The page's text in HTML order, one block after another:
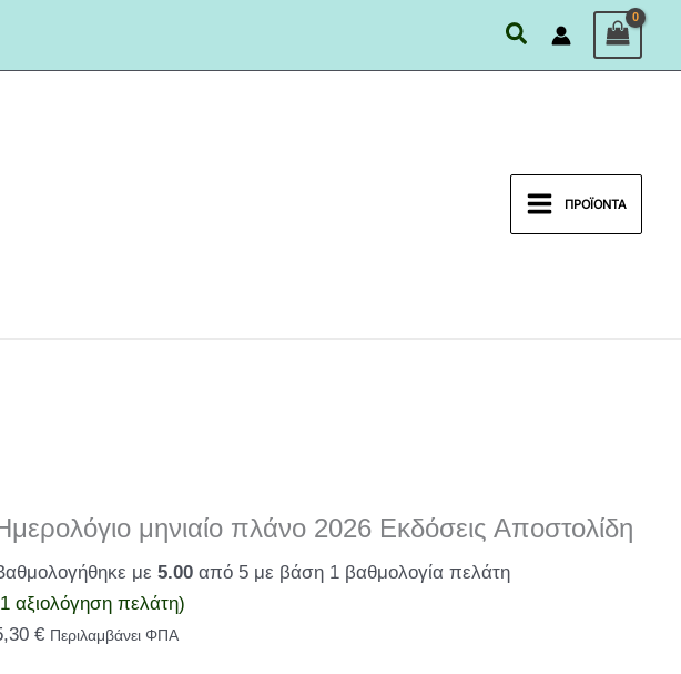
Αναζήτηση
ΠΡΟΪΌΝΤΑ
μηνιαίο πλάνο 2026 Εκδόσεις Αποστολίδη
με5.00 από 5 με βάση 1 βαθμολογία πελάτη
1 αξιολόγηση πελάτη)
€ Περιλαμβάνει ΦΠΑ